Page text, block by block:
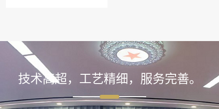
技术高超，工艺精细，服务完善。